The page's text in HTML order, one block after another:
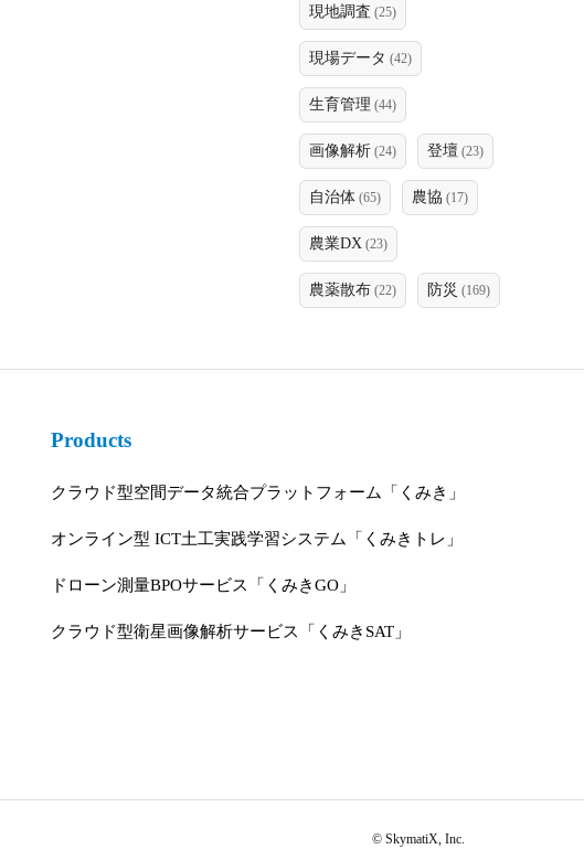
現地調査 (25)
現場データ (42)
生育管理 (44)
画像解析 (24) 登壇 (23)
自治体 (65) 農協 (17)
農業DX (23)
農薬散布 (22) 防災 (169)
Products
クラウド型空間データ統合プラットフォーム「くみき」
オンライン型 ICT土工実践学習システム「くみきトレ」
ドローン測量BPOサービス「くみきGO」
クラウド型衛星画像解析サービス「くみきSAT」
© SkymatiX, Inc.